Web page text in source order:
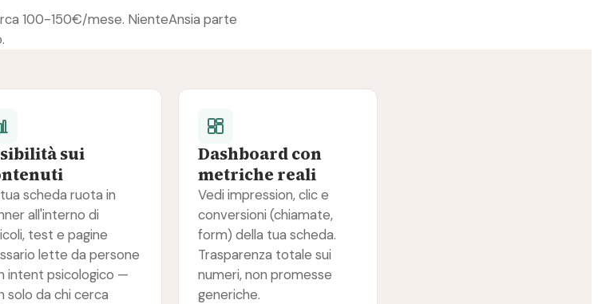
100-150€/mese. NienteAnsia parte
sui
scheda ruota in
all'interno di
test e pagine
lette da persone
intent psicologico —
solo da chi cerca
Dashboard con
metriche reali
Vedi impression, clic e
conversioni (chiamate,
form) della tua scheda.
Trasparenza totale sui
numeri, non promesse
generiche.